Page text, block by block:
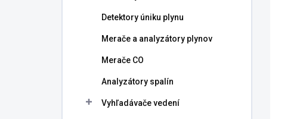
Detektory úniku plynu
Merače a analyzátory plynov
Merače CO
Analyzátory spalín
Vyhľadávače vedení